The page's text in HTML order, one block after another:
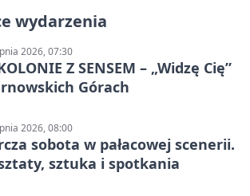
wydarzenia
2026, 07:30
Z SENSEM – „Widzę Cię”
Górach
2026, 08:00
sobota w pałacowej scenerii.
sztuka i spotkania